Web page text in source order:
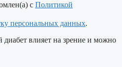
с Политикой
персональных данных.
диабет влияет на зрение и можно